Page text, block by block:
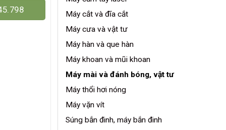
Máy cắt và đĩa cắt
Máy cưa và vật tư
Máy hàn và que hàn
Máy khoan và mũi khoan
Máy mài và đánh bóng, vật tư
Máy thổi hơi nóng
Máy vặn vít
Súng bắn đinh, máy bắn đinh